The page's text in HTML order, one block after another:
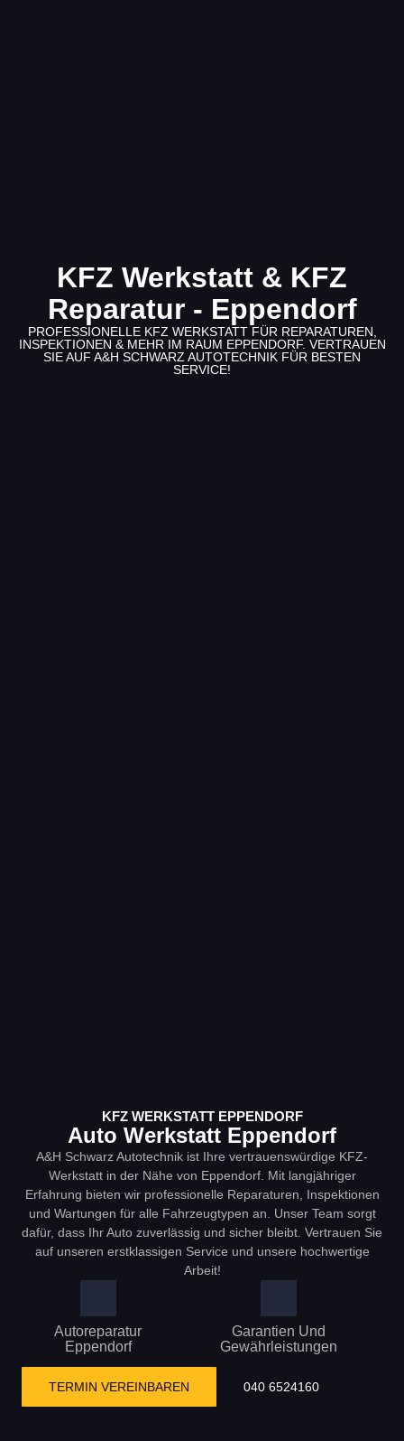
KFZ Werkstatt & KFZ
Reparatur - Eppendorf
PROFESSIONELLE KFZ WERKSTATT FÜR REPARATUREN,
INSPEKTIONEN & MEHR IM RAUM EPPENDORF. VERTRAUEN
SIE AUF A&H SCHWARZ AUTOTECHNIK FÜR BESTEN
SERVICE!
KFZ WERKSTATT EPPENDORF
Auto Werkstatt Eppendorf
A&H Schwarz Autotechnik ist Ihre vertrauenswürdige KFZ-
Werkstatt in der Nähe von Eppendorf. Mit langjähriger
Erfahrung bieten wir professionelle Reparaturen, Inspektionen
und Wartungen für alle Fahrzeugtypen an. Unser Team sorgt
dafür, dass Ihr Auto zuverlässig und sicher bleibt. Vertrauen Sie
auf unseren erstklassigen Service und unsere hochwertige
Arbeit!
Autoreparatur
Eppendorf
Garantien Und
Gewährleistungen
TERMIN VEREINBAREN 040 6524160